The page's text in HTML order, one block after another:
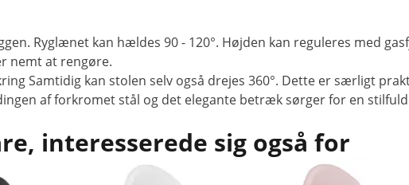
Ryglænet kan hældes 90 - 120°. Højden kan reguleres med
nemt at rengøre.
Samtidig kan stolen selv også drejes 360°. Dette er særligt
af forkromet stål og det elegante betræk sørger for en
interesserede sig også for